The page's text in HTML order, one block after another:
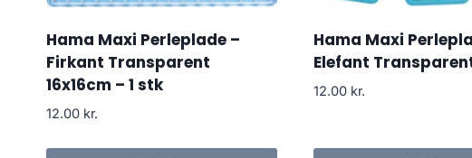
Hama Maxi Perleplade –
Firkant Transparent
16x16cm – 1 stk
12.00 kr.
Hama Maxi
Elefant
12.00 kr.